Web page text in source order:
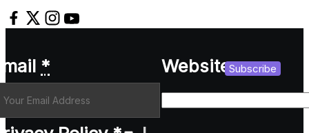
* WebsiteSubscribe